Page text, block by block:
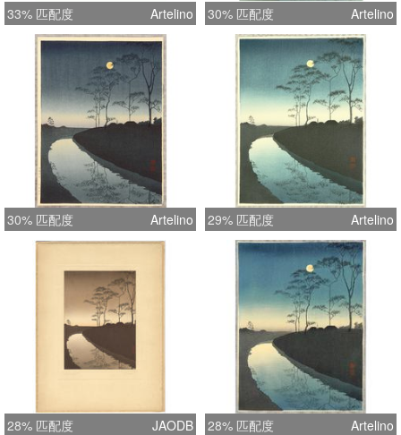
33% 匹配度 Artelino 30% 匹配度 Artelino
30% 匹配度 Artelino 29% 匹配度 Artelino
28% 匹配度 JAODB 28% 匹配度 Artelino